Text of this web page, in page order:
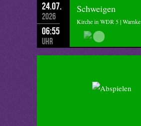
24.07.
2026
06:55
Uhr
Schweigen
Kirche in WDR 5 | Warnke